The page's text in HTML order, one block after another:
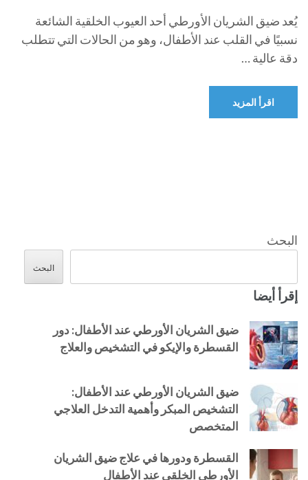
يُعد ضيق الشريان الأورطي أحد العيوب الخلقية الشائعة
نسبيًا في القلب عند الأطفال، وهو من الحالات التي تتطلب
دقة عالية …
اقرأ المزيد
البحث
البحث
إقرأ أيضا
ضيق الشريان الأورطي عند الأطفال: دور
القسطرة والإيكو في التشخيص والعلاج
ضيق الشريان الأورطي عند الأطفال:
التشخيص المبكر وأهمية التدخل العلاجي
المتخصص
القسطرة ودورها في علاج ضيق الشريان
الأورطي الخِلقي عند الأطفال